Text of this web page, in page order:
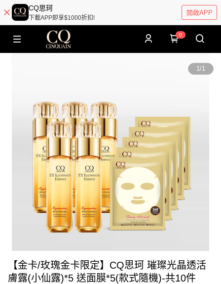
CQ思珂
下載APP即享$1000折扣!
開啟APP
0
1/1
【金卡/玫瑰金卡限定】CQ思珂 璀璨光晶透活
膚露(小仙露)*5 送面膜*5(款式隨機)-共10件